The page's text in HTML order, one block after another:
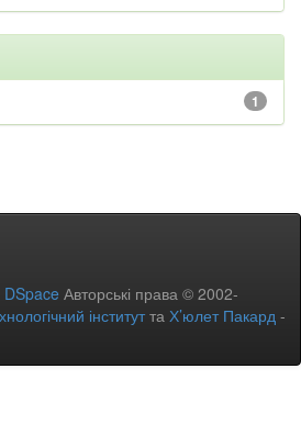
1
Авторські права © 2002-
інститутта Х’юлет Пакард -